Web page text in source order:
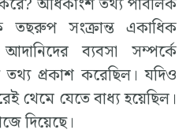
তছরুপ সংক্রান্ত একাধিক
ব্যবসা সম্পর্কে
প্রকাশ করেছিল। যদিও
থেমে যেতে বাধ্য হয়েছিল।
দিয়েছে।